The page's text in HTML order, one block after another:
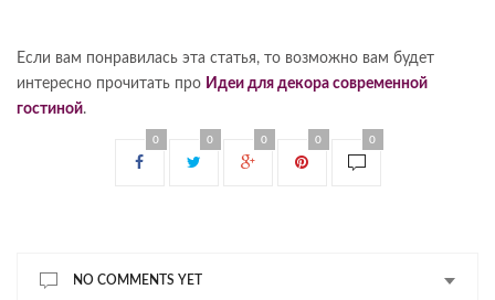
Если вам понравилась эта статья, то возможно вам будет
интересно прочитать про Идеи для декора современной
гостиной.
0 0 0 0 0
NO COMMENTS YET